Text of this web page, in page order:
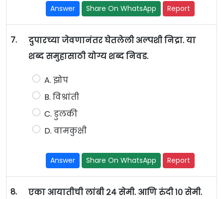
Answer Share On WhatsApp Report
7.
दुपारच्या जेवणानंतर घेतलेली अल्पशी निद्रा. या
शब्द समुहासाठी योग्य शब्द निवड.
A. झोप
B. विश्रांती
C. डुलकी
D. वामकुक्षी
Answer Share On WhatsApp Report
8.
एका आयातीची लांबी २४ सेमी. आणि रुंदी १० सेमी.